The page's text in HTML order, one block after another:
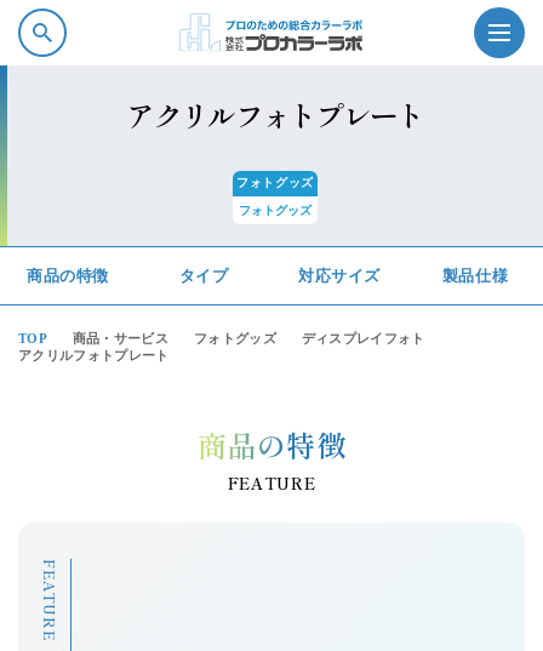
商品情報
アクリルフォトプレート
フォトグッズ
フォトグッズ
商品の特徴 タイプ 対応サイズ 製品仕様
TOP 商品・サービス フォトグッズ
ディスプレイフォト
アクリルフォトプレート
商品の特徴
FEATURE
FEATURE